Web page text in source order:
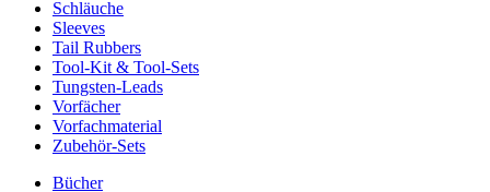
Schläuche
Sleeves
Tail Rubbers
Tool-Kit & Tool-Sets
Tungsten-Leads
Vorfächer
Vorfachmaterial
Zubehör-Sets
Bücher